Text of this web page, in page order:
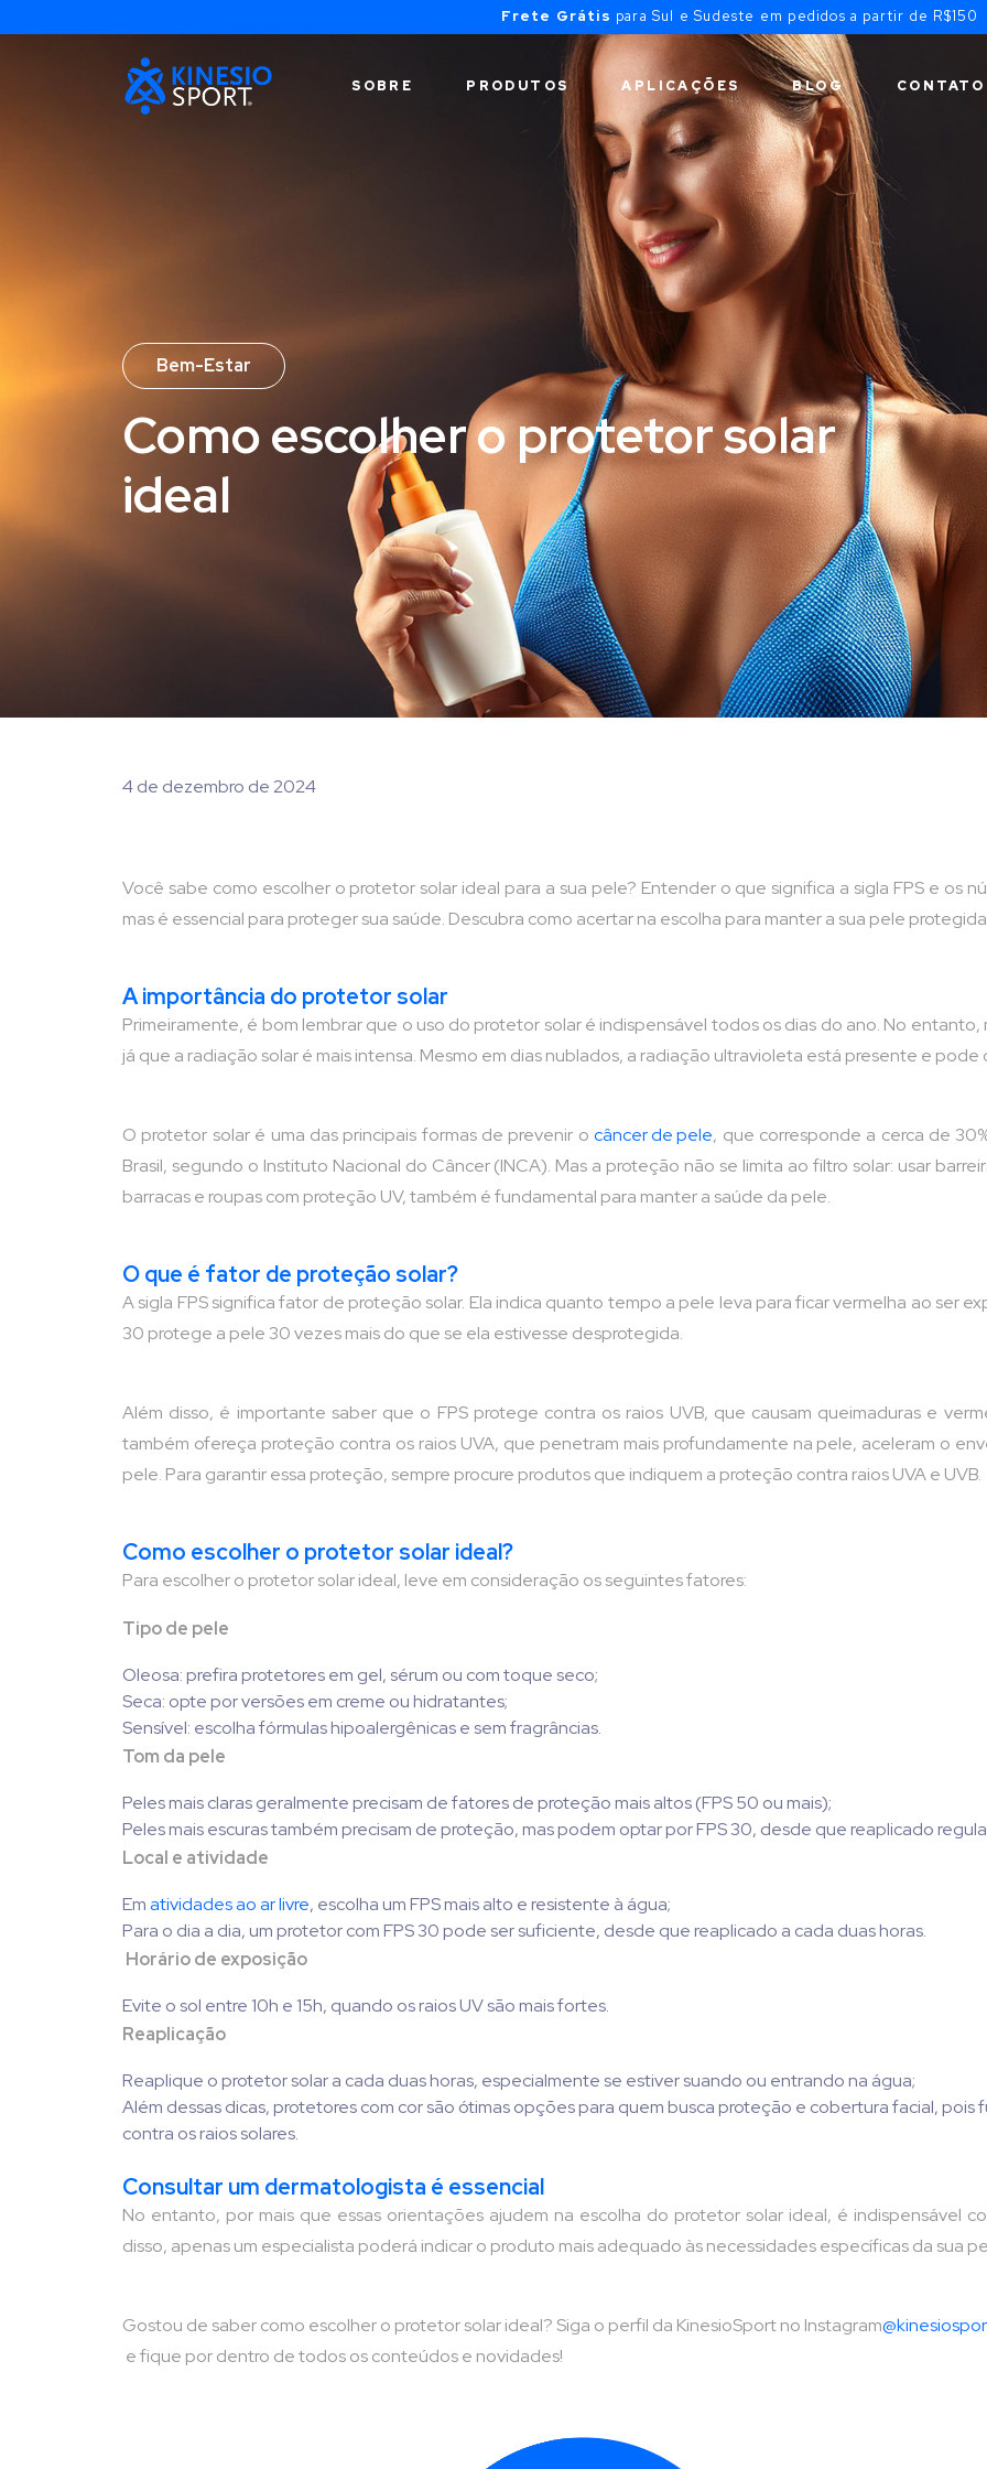
Frete Grátis para Sul e Sudeste em pedidos a partir de R$150
SOBRE PRODUTOS APLICAÇÕES BLOG CONTATO
Bem-Estar
Como escolher o protetor solar
ideal
4 de dezembro de 2024
Você sabe como escolher o protetor solar ideal para a sua pele? Entender o que significa a sigla FPS e os
mas é essencial para proteger sua saúde. Descubra como acertar na escolha para manter a sua pele
A importância do protetor solar
Primeiramente, é bom lembrar que o uso do protetor solar é indispensável todos os dias do ano. No
já que a radiação solar é mais intensa. Mesmo em dias nublados, a radiação ultravioleta está presente e pode
O protetor solar é uma das principais formas de prevenir ocâncer de pele, que corresponde a cerca de
Brasil, segundo o Instituto Nacional do Câncer (INCA). Mas a proteção não se limita ao filtro solar: usar
barracas e roupas com proteção UV, também é fundamental para manter a saúde da pele.
O que é fator de proteção solar?
A sigla FPS significa fator de proteção solar. Ela indica quanto tempo a pele leva para ficar vermelha ao ser
30 protege a pele 30 vezes mais do que se ela estivesse desprotegida.
Além disso, é importante saber que o FPS protege contra os raios UVB, que causam queimaduras e
também ofereça proteção contra os raios UVA, que penetram mais profundamente na pele, aceleram o
pele. Para garantir essa proteção, sempre procure produtos que indiquem a proteção contra raios UVA e UVB.
Como escolher o protetor solar ideal?
Para escolher o protetor solar ideal, leve em consideração os seguintes fatores:
Tipo de pele
Oleosa: prefira protetores em gel, sérum ou com toque seco;
Seca: opte por versões em creme ou hidratantes;
Sensível: escolha fórmulas hipoalergênicas e sem fragrâncias.
Tom da pele
Peles mais claras geralmente precisam de fatores de proteção mais altos (FPS 50 ou mais);
Peles mais escuras também precisam de proteção, mas podem optar por FPS 30, desde que reaplicado
Local e atividade
Ematividades ao ar livre, escolha um FPS mais alto e resistente à água;
Para o dia a dia, um protetor com FPS 30 pode ser suficiente, desde que reaplicado a cada duas horas.
Horário de exposição
Evite o sol entre 10h e 15h, quando os raios UV são mais fortes.
Reaplicação
Reaplique o protetor solar a cada duas horas, especialmente se estiver suando ou entrando na água;
Além dessas dicas, protetores com cor são ótimas opções para quem busca proteção e cobertura facial, pois
contra os raios solares.
Consultar um dermatologista é essencial
No entanto, por mais que essas orientações ajudem na escolha do protetor solar ideal, é indispensável
disso, apenas um especialista poderá indicar o produto mais adequado às necessidades específicas da sua
Gostou de saber como escolher o protetor solar ideal? Siga o perfil da KinesioSport no Instagram
e fique por dentro de todos os conteúdos e novidades!